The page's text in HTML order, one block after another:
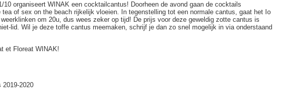
10 organiseert WINAK een cocktailcantus! Doorheen de avond gaan de cocktails
tea of sex on the beach rijkelijk vloeien. In tegenstelling tot een normale cantus, gaat het Io
om 20u, dus wees zeker op tijd! De prijs voor deze geweldig zotte cantus is
lid. Wil je deze toffe cantus meemaken, schrijf je dan zo snel mogelijk in via onderstaand
et Floreat WINAK!
2019-2020